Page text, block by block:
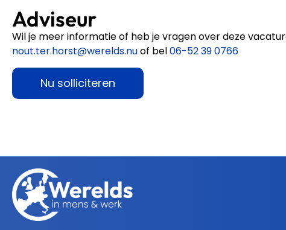
Adviseur
Wil je meer informatie of heb je vragen over deze
nout.ter.horst@werelds.nuof bel06-52 39 0766
Nu solliciteren